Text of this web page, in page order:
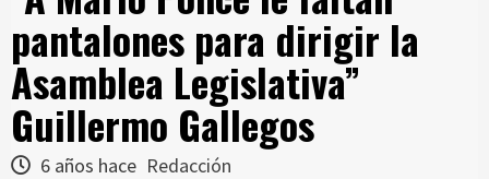
pantalones para dirigir la
Asamblea Legislativa”
Guillermo Gallegos
6 años hace Redacción